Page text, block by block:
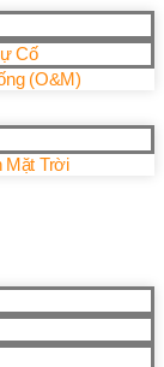
Cố
(O&M)
Mặt Trời